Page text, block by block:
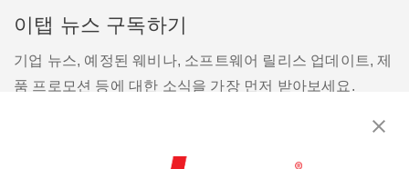
이탭 뉴스 구독하기
기업 뉴스, 예정된 웨비나, 소프트웨어 릴리스 업데이트, 제
품 프로모션 등에 대한 소식을 가장 먼저 받아보세요.